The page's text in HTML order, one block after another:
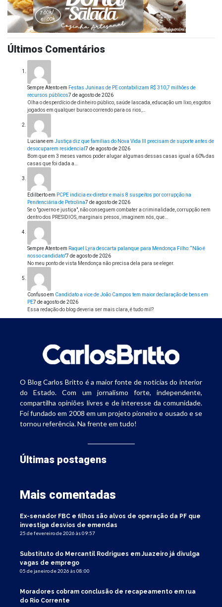
Últimos Comentários
Sempre Atentoem Festas Juninas de PE contabilizam R$ 310,7 milhões de
recursos públicos7 de agosto de 2026
Olha o desperdício de dinheiro público, saúde lascada, educação um lixo, esgotos
jogados em qualquer buraco correndo para os rios,…
Lucianeem Justiça diz que famílias do Nova Vida III precisam de suporte antes de
desocuparem residencial 7 de agosto de 2026
Bom que em 3 meses vamos poder alugar algumas dessas casas igual a 60% das
casas que foi dada a…
Edilbertoem PCPE indicia ex-diretor e mais 8 suspeitos por corrupção na
Penitenciária de Petrolina7 de agosto de 2026
Se o "governo e justiça", não conseguem combater a criminalidade, corrupção nem
dentro dos PRESIDIOS, marginais presos, imaginem nós, que…
Sempre Atentoem Raquel Lyra descarta palanque para Mendonça Filho: “Não é
nosso candidato”7 de agosto de 2026
No meu ponto de vista Mendonça não precisa dela para se eleger.
Confusoem Candidato a vice de João Campos tem maior declaração de bens em
PE7 de agosto de 2026
Essa redação do blog deveria ser mais clara, é tudo mil?
O Blog Carlos Britto é a maior fonte de notícias do interior
do Estado. Com um jornalismo forte, independente,
compartilha opiniões livres e de interesse da comunidade.
Foi fundado em 2008 em um projeto pioneiro e ousado e se
tornou referência. Na frente em tudo!
Últimas postagens
Mais comentadas
Ex-senador FBC e filhos são alvos de operação da PF que
investiga desvios de emendas
25 de fevereiro de 2026 às 09:57
Substituto do Mercantil Rodrigues em Juazeiro já divulga
vagas de emprego
05 de janeiro de 2026 às 08:00
Moradores cobram conclusão de recapeamento em rua
do Rio Corrente